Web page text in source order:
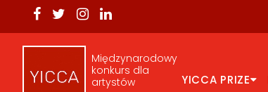
Międzynarodowy
konkurs dla
artystów
YICCA PRIZE